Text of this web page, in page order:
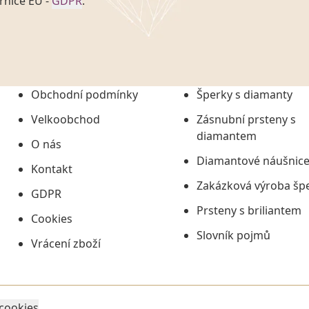
č. 101/2000 Sb. v
uchováním veškerých
údajů či jako jeho
informací, nejdéle
Obchodní podmínky
Velkoobchod
O nás
Kontakt
GDPR
Cookies
Vrácení zboží
Šperky s diamanty
Zásnubní prsteny s
diamantem
Diamantové náušnice
Zakázková výroba
Prsteny s briliantem
Slovník pojmů